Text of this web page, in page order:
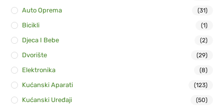
Auto Oprema (31)
Bicikli (1)
Djeca I Bebe (2)
Dvorište (29)
Elektronika (8)
Kućanski Aparati (123)
Kućanski Uređaji (50)